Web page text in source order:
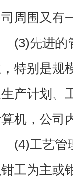
司周围又
先进的管
特别是规
产计划、
算机，公
工艺管理
工为主或